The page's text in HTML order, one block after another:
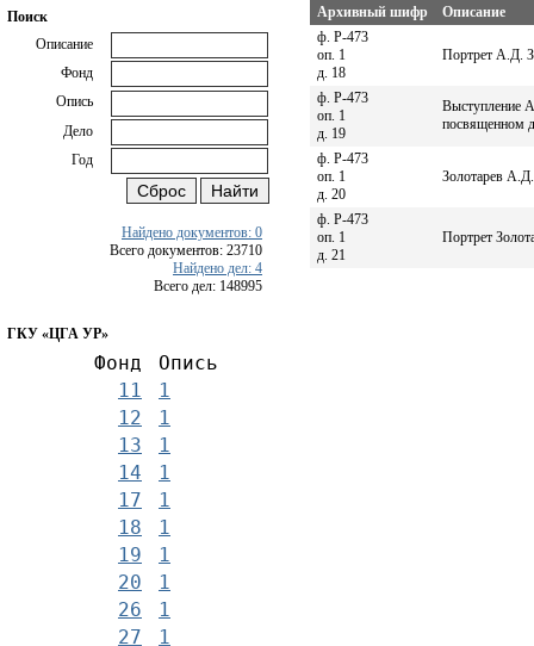
Поиск
Описание
Фонд
Опись
Дело
Год
Найдено документов: 0
Всего документов: 23710
Найдено дел: 4
Всего дел: 148995
ГКУ «ЦГА УР»
Фонд
Опись
11
1
12
1
13
1
14
1
17
1
18
1
19
1
20
1
26
1
27
1
Архивный шифр
Описание
ф. Р-473
оп. 1
д. 18
Портрет А.Д.
ф. Р-473
оп. 1
д. 19
Выступление
посвященном
ф. Р-473
оп. 1
д. 20
Золотарев А.Д.
ф. Р-473
оп. 1
д. 21
Портрет